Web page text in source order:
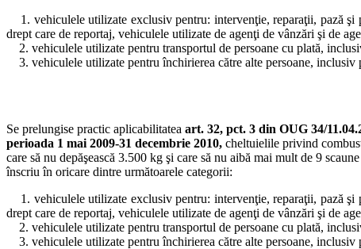
1. vehiculele utilizate exclusiv pentru: intervenţie, reparaţii, pază şi
drept care de reportaj, vehiculele utilizate de agenţi de vânzări şi de
2. vehiculele utilizate pentru transportul de persoane cu plată,
3. vehiculele utilizate pentru închirierea către alte persoane,
Se prelungise practic aplicabilitatea art. 32, pct. 3 din OUG 34/
perioada 1 mai 2009-31 decembrie 2010, cheltuielile privind
care să nu depăşească 3.500 kg şi care să nu aibă mai mult de 9
înscriu în oricare dintre următoarele categorii:
1. vehiculele utilizate exclusiv pentru: intervenţie, reparaţii, pază şi
drept care de reportaj, vehiculele utilizate de agenţi de vânzări şi de
2. vehiculele utilizate pentru transportul de persoane cu plată,
3. vehiculele utilizate pentru închirierea către alte persoane,